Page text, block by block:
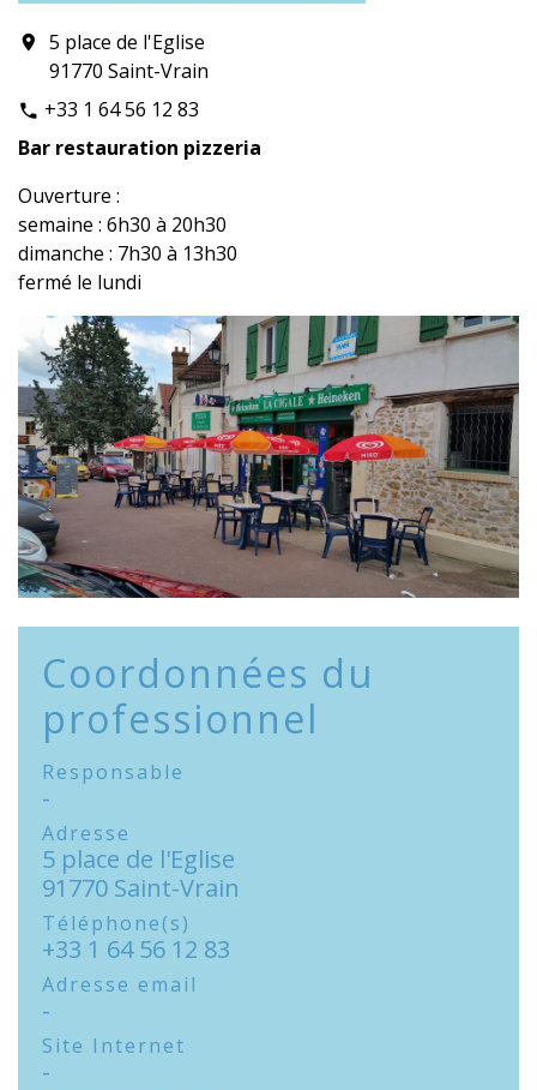
location_on
5 place de l'Eglise
91770 Saint-Vrain
phone +33 1 64 56 12 83
Bar restauration pizzeria
Ouverture :
semaine : 6h30 à 20h30
dimanche : 7h30 à 13h30
fermé le lundi
Coordonnées du
professionnel
Responsable
-
Adresse
5 place de l'Eglise
91770 Saint-Vrain
Téléphone(s)
+33 1 64 56 12 83
Adresse email
-
Site Internet
-